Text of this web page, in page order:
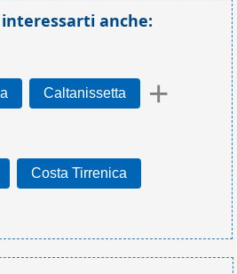
anche:
Caltanissetta +
Costa Tirrenica